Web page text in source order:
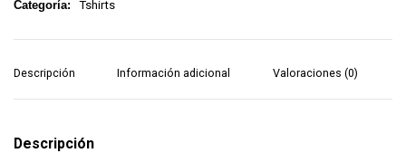
Categoría: Tshirts
Descripción Información adicional Valoraciones (0)
Descripción